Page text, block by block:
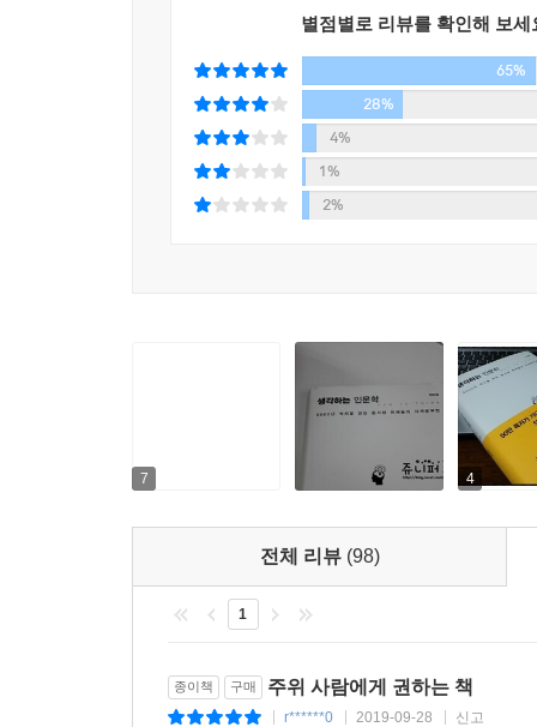
사색공부법 07. 순정을 바치듯 한 권의 인문고전에
사색공부법 09. 연표를 통해 균형 잡힌 시각을 길러
사색공부법 10. 그랜드투어 하라.
지금, 당신은 생각‘당하고’ 있다
‘생각의 노예’가 되지 마라, ‘생각’의 주인이 되어라
책에서 말하는 ‘생각하는 인문학’이란 곧 ‘살아
백성들을 부유하게 해준 뒤에 인문학을 하게 해
자들이다’(『사기』)라던 사마천의 주장처럼, 이
우리가 ‘인문학’을 공부하는 이유는 ‘더 똑똑해
주장하며, 동서양 천재들의 생각법을 구체적으로
별점별로 리뷰를 확인해 보세
65%
28%
4%
1%
2%
7 4
전체 리뷰 (98)
1
종이책 구매 주위 사람에게 권하는 책
r******0 2019-09-28 신고